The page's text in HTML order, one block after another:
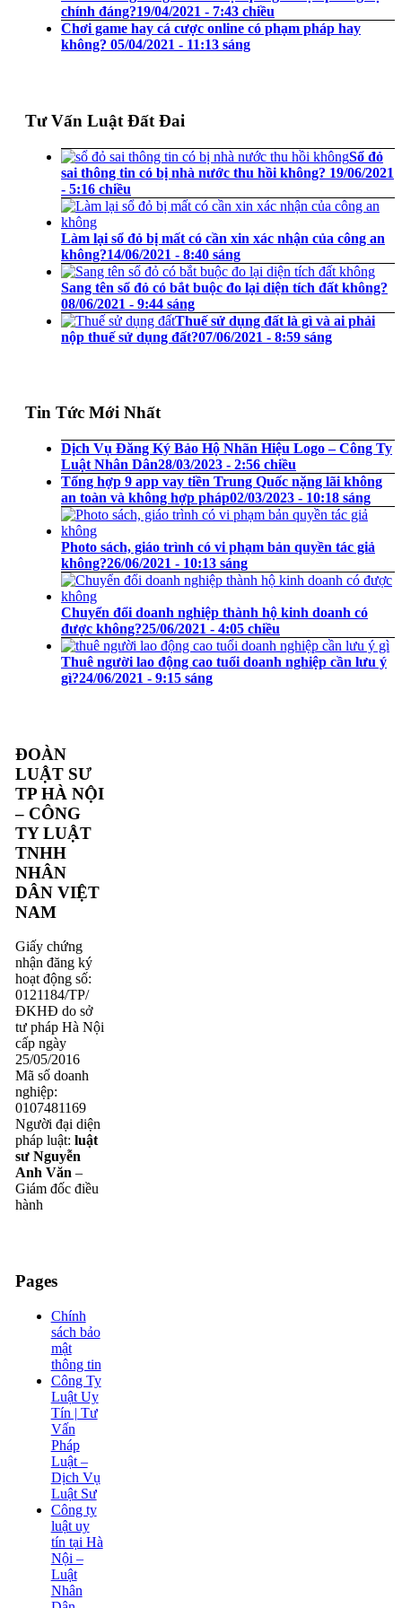
chính đáng?19/04/2021 - 7:43 chiều
Chơi game hay cá cược online có phạm pháp hay
không? 05/04/2021 - 11:13 sáng
Tư Vấn Luật Đất Đai
Sổ đỏ
sai thông tin có bị nhà nước thu hồi không? 19/06/2021
- 5:16 chiều
Làm lại sổ đỏ bị mất có cần xin xác nhận của công an
không?14/06/2021 - 8:40 sáng
Sang tên sổ đỏ có bắt buộc đo lại diện tích đất không?
08/06/2021 - 9:44 sáng
Thuế sử dụng đất là gì và ai phải
nộp thuế sử dụng đất?07/06/2021 - 8:59 sáng
Tin Tức Mới Nhất
Dịch Vụ Đăng Ký Bảo Hộ Nhãn Hiệu Logo – Công Ty
Luật Nhân Dân28/03/2023 - 2:56 chiều
Tổng hợp 9 app vay tiền Trung Quốc nặng lãi không
an toàn và không hợp pháp02/03/2023 - 10:18 sáng
Photo sách, giáo trình có vi phạm bản quyền tác giả
không?26/06/2021 - 10:13 sáng
Chuyển đổi doanh nghiệp thành hộ kinh doanh có
được không?25/06/2021 - 4:05 chiều
Thuê người lao động cao tuổi doanh nghiệp cần lưu ý
gì?24/06/2021 - 9:15 sáng
ĐOÀN
LUẬT SƯ
TP HÀ NỘI
– CÔNG
TY LUẬT
TNHH
NHÂN
DÂN VIỆT
NAM
Giấy chứng
nhận đăng ký
hoạt động số:
0121184/TP/
ĐKHĐ do sở
tư pháp Hà Nội
cấp ngày
25/05/2016
Mã số doanh
nghiệp:
0107481169
Người đại diện
pháp luật: luật
sư Nguyễn
Anh Văn –
Giám đốc điều
hành
Pages
Chính
sách bảo
mật
thông tin
Công Ty
Luật Uy
Tín | Tư
Vấn
Pháp
Luật –
Dịch Vụ
Luật Sư
Công ty
luật uy
tín tại Hà
Nội –
Luật
Nhân